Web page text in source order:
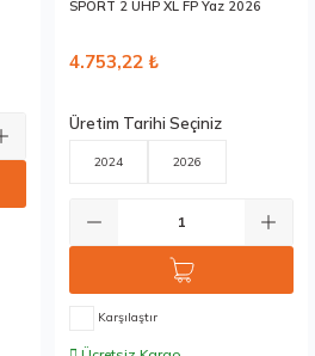
SPORT 2 UHP XL FP Yaz 2026
4.753,22 ₺
Üretim Tarihi Seçiniz
2024 2026
Karşılaştır